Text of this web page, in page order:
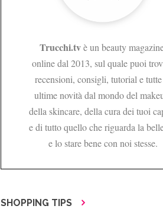
Trucchi.tvè un beauty
online dal 2013, sul quale puoi
recensioni, consigli, tutorial e
ultime novità dal mondo del
della skincare, della cura dei tuoi
e di tutto quello che riguarda la
e lo stare bene con noi stesse.
SHOPPING TIPS